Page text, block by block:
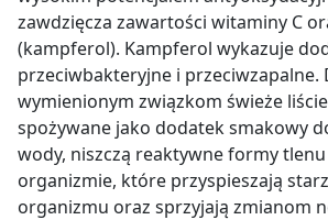
zawdzięcza zawartości witaminy C
(kampferol). Kampferol wykazuje
przeciwbakteryjne i przeciwzapalne.
wymienionym związkom świeże
spożywane jako dodatek smakowy
wody, niszczą reaktywne formy
organizmie, które przyspieszają
organizmu oraz sprzyjają zmianom